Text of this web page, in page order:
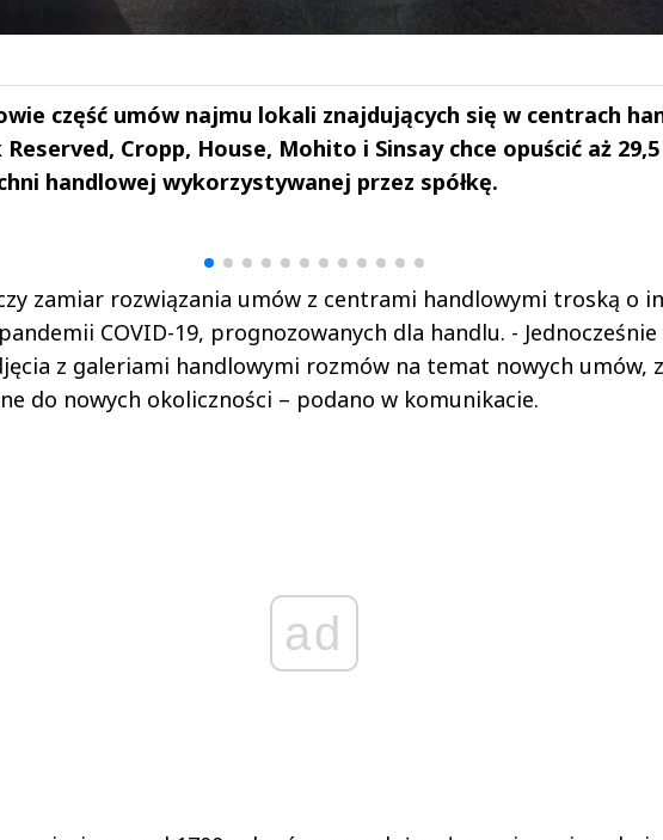
część umów najmu lokali znajdujących się w centrach
Reserved, Cropp, House, Mohito i Sinsay chce opuścić aż
handlowej wykorzystywanej przez spółkę.
zamiar rozwiązania umów z centrami handlowymi troską o
COVID-19, prognozowanych dla handlu. -
z galeriami handlowymi rozmów na temat nowych umów,
do nowych okoliczności – podano w komunikacie.
ad
Marta i Andrzej
Michał Stężalski